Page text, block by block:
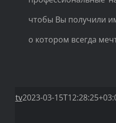
чтобы Вы получили
о котором всегда
tv2023-03-